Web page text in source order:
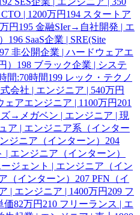
| 1200万円 194 スタートア
円 195 金融SIer→自社開発 | エ
196 SaaS企業 | SRE(Site
非公開企業 | ハードウェアエ
） 198 ブラック企業 | システ
間:70時間199 レック・テクノ
会社 | エンジニア | 540万円
アエンジニア | 1100万円 201
→メガベン | エンジニア | 現
ア | エンジニア系（インター
ジニア（インターン） 204
エンジニア（インターン）
ジェント | エンジニア（イン
（インターン） 207 PFN（イ
| エンジニア | 1400万円 209 フ
価82万円 210 フリーランス | エ